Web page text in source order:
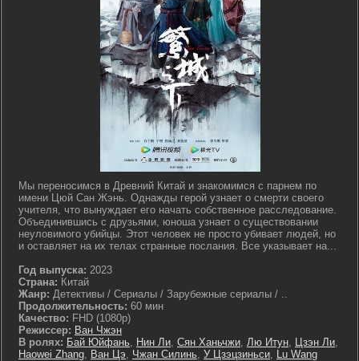
Мы переносимся в Древний Китай и знакомимся с парнем по
имени Цюй Сан Жэнь. Однажды герой узнает о смерти своего
учителя, что вынуждает его начать собственное расследование.
Объединившись с друзьями, юноша узнает о существовании
неуловимого убийцы. Этот человек не просто убивает людей, но
и оставляет на их телах странные послания. Все указывает на...
Год выпуска: 2023
Страна: Китай
Жанр: Детективы / Сериалы / Зарубежные сериалы / ..
Продолжительность: 60 мин
Качество: FHD (1080p)
Режиссер: Ван Чжэн
В ролях: Бай Юйфань, Нин Ли, Сян Ханьчжи, Лю Итун, Цзэн Ли,
Haowei Zhang, Ван Цэ, Чжан Силинь, У Цзэцзиньси, Lu Wang